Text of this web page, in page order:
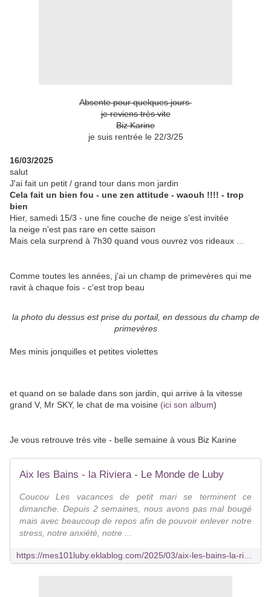
Absente pour quelques jours
je reviens très vite
Biz Karine
je suis rentrée le 22/3/25
16/03/2025
salut
J'ai fait un petit / grand tour dans mon jardin
Cela fait un bien fou - une zen attitude - waouh !!!! - trop
bien
Hier, samedi 15/3 - une fine couche de neige s'est invitée
la neige n'est pas rare en cette saison
Mais cela surprend à 7h30 quand vous ouvrez vos rideaux ...
Comme toutes les années, j'ai un champ de primevères qui me
ravit à chaque fois - c'est trop beau
la photo du dessus est prise du portail, en dessous du champ de
primevères
Mes minis jonquilles et petites violettes
et quand on se balade dans son jardin, qui arrive à la vitesse
grand V, Mr SKY, le chat de ma voisine (ici son album)
Je vous retrouve très vite - belle semaine à vous Biz Karine
Aix les Bains - la Riviera - Le Monde de Luby
Coucou Les vacances de petit mari se terminent ce
dimanche. Depuis 2 semaines, nous avons pas mal bougé
mais avec beaucoup de repos afin de pouvoir enlever notre
stress, notre anxiété, notre ...